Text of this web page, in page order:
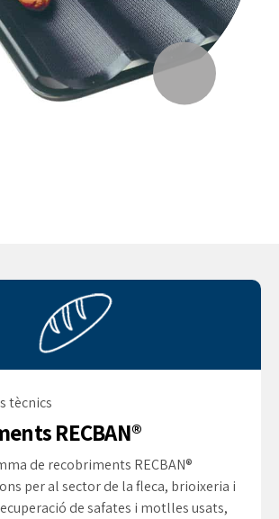
tècnics
RECBAN®
de recobriments RECBAN®
per al sector de la fleca, brioixeria i
de safates i motlles usats,